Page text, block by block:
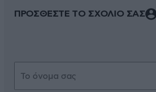
ΠΡΟΣΘΕΣΤΕ ΤΟ ΣΧΟΛΙΟ ΣΑΣ